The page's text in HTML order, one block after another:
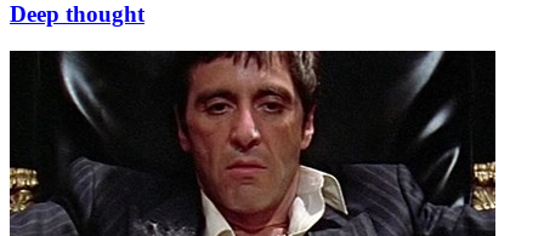
Deep thought